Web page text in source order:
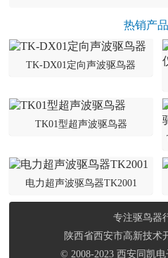
热销产
TK-DX01定向声波驱鸟器
TK01型超声波驱鸟器
电力超声波驱鸟器TK2001
专注驱鸟器
陕西省西安市高新技术
© 2008-2023 西安同凯